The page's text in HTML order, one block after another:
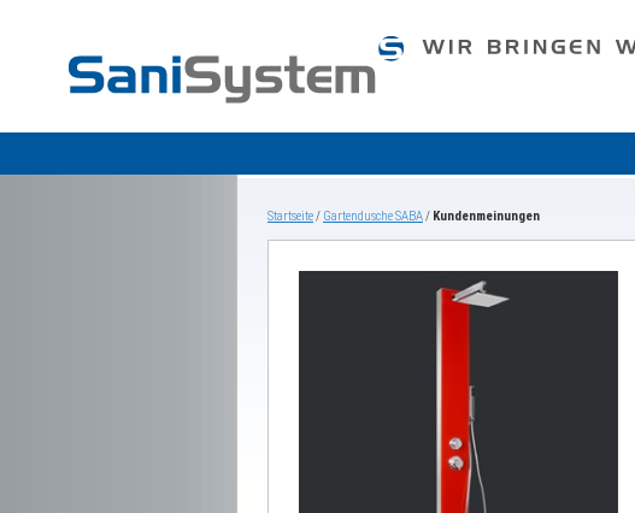
Startseite/ Gartendusche SABA/ Kundenmeinungen